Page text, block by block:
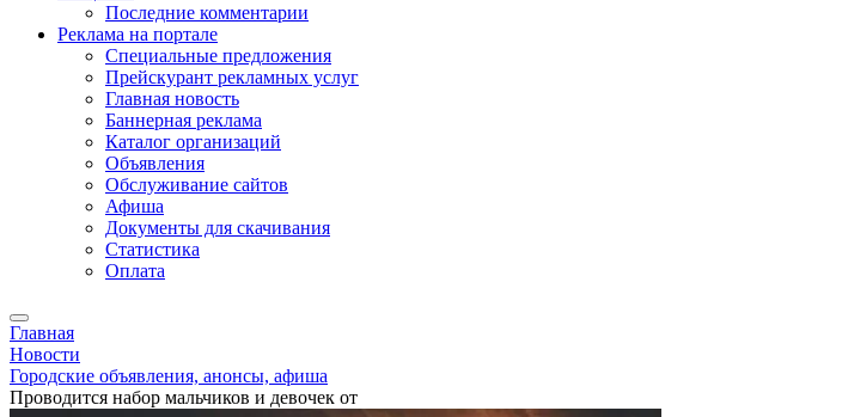
Последние комментарии
Реклама на портале
Специальные предложения
Прейскурант рекламных услуг
Главная новость
Баннерная реклама
Каталог организаций
Объявления
Обслуживание сайтов
Афиша
Документы для скачивания
Статистика
Оплата
Главная
Новости
Городские объявления, анонсы, афиша
Проводится набор мальчиков и девочек от